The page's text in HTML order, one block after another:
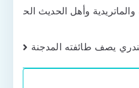
وأهل الحديث الح
يصف طائفته المدجنة